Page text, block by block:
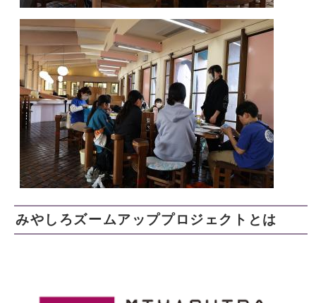
みやしろズームアッププロジェクトとは